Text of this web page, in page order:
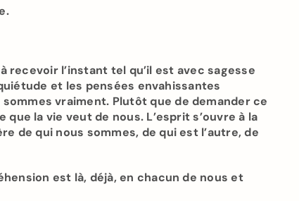
recevoir l’instant tel qu’il est avec sagesse
et les pensées envahissantes
vraiment. Plutôt que de demander ce
la vie veut de nous. L’esprit s’ouvre à la
de qui nous sommes, de qui est l’autre, de
est là, déjà, en chacun de nous et